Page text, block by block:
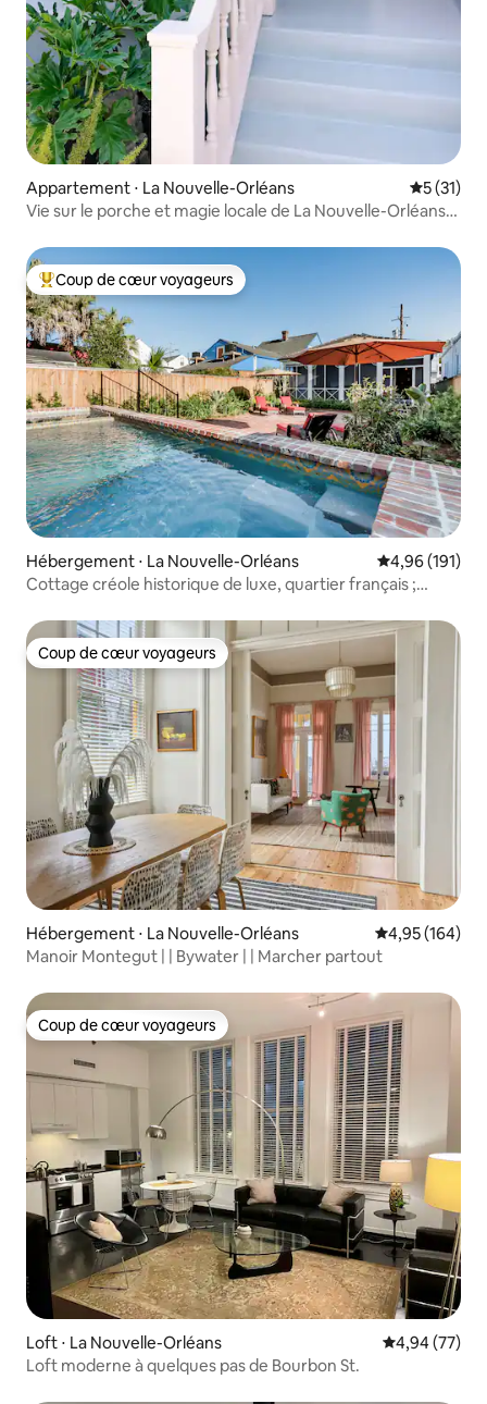
Appartement ⋅ La Nouvelle-Orléans
5 (31)
Vie sur le porche et magie locale de La Nouvelle-Orléans.
Coups de cœur voyageurs les plus appréciés
Coup de cœur voyageurs
Hébergement ⋅ La Nouvelle-Orléans Évaluation
4,96 (191)
Cottage créole historique de luxe, quartier français ;
Coup de cœur voyageurs
Coup de cœur voyageurs
Hébergement ⋅ La Nouvelle-Orléans Évaluation
4,95 (164)
Manoir Montegut | | Bywater | | Marcher partout
Coup de cœur voyageurs
Coup de cœur voyageurs
Loft ⋅ La Nouvelle-Orléans Évaluation
4,94 (77)
Loft moderne à quelques pas de Bourbon St.